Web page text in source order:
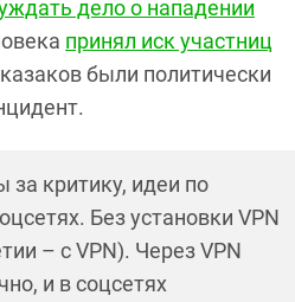
дело о нападении
принял иск участниц
были политически
за критику, идеи по
Без установки VPN
– с VPN). Через VPN
и в соцсетях